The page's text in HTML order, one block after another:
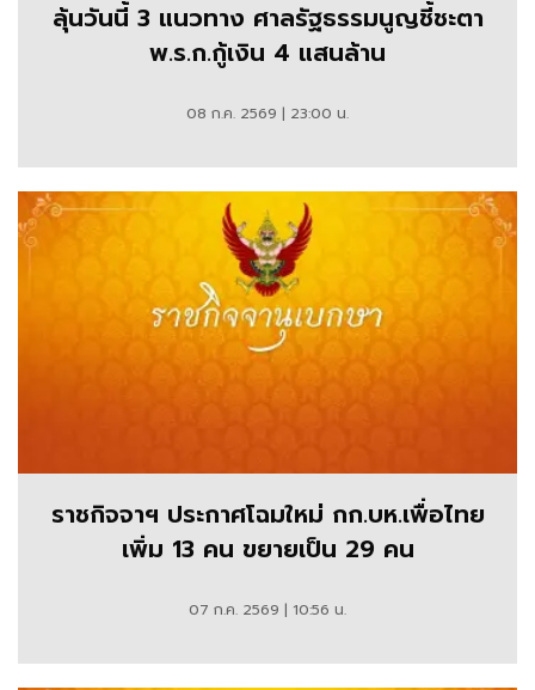
ลุ้นวันนี้ 3 แนวทาง ศาลรัฐธรรมนูญชี้ชะตา
พ.ร.ก.กู้เงิน 4 แสนล้าน
08 ก.ค. 2569 | 23:00 น.
ราชกิจจาฯ ประกาศโฉมใหม่ กก.บห.เพื่อไทย
เพิ่ม 13 คน ขยายเป็น 29 คน
07 ก.ค. 2569 | 10:56 น.